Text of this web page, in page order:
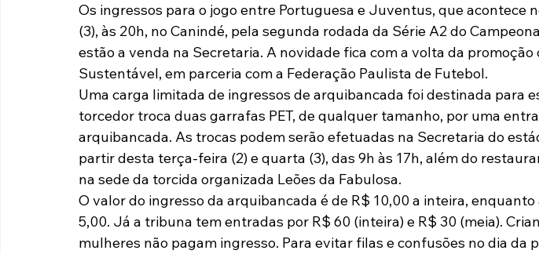
Paulista A2 2019 Portuguesas pelo Brasil Ouvidoria Modalidades Marketing
Recuperação Judicial
Os ingressos para o jogo entre Portuguesa e Juventus, que acontece
(3), às 20h, no Canindé, pela segunda rodada da Série A2 do
estão a venda na Secretaria. A novidade fica com a volta da promoção
Sustentável, em parceria com a Federação Paulista de Futebol.
Uma carga limitada de ingressos de arquibancada foi destinada para
torcedor troca duas garrafas PET, de qualquer tamanho, por uma
arquibancada. As trocas podem serão efetuadas na Secretaria do
partir desta terça-feira (2) e quarta (3), das 9h às 17h, além do
na sede da torcida organizada Leões da Fabulosa.
O valor do ingresso da arquibancada é de R$ 10,00 a inteira, enquanto
5,00. Já a tribuna tem entradas por R$ 60 (inteira) e R$ 30 (meia).
mulheres não pagam ingresso. Para evitar filas e confusões no dia da